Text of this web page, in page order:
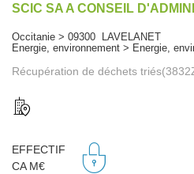
SCIC SA A CONSEIL
Occitanie > 09300 LAVELANET
Energie, environnement > Energie,
Récupération de déchets
EFFECTIF
CA M€